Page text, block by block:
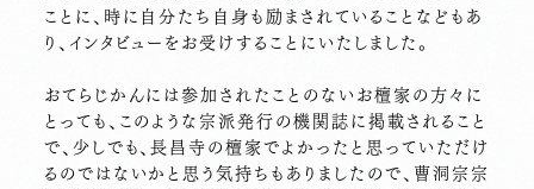
ことに、時に自分たち自身も励まされていることなどもあ
り、インタビューをお受けすることにいたしました。
おてらじかんには参加されたことのないお檀家の方々に
とっても、このような宗派発行の機関誌に掲載されること
で、少しでも、長昌寺の檀家でよかったと思っていただけ
るのではないかと思う気持ちもありましたので、曹洞宗宗